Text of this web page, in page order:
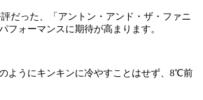
だった、「アントン・アンド・ザ・ファニ
ォーマンスに期待が高まります。
ようにキンキンに冷やすことはせず、8℃前